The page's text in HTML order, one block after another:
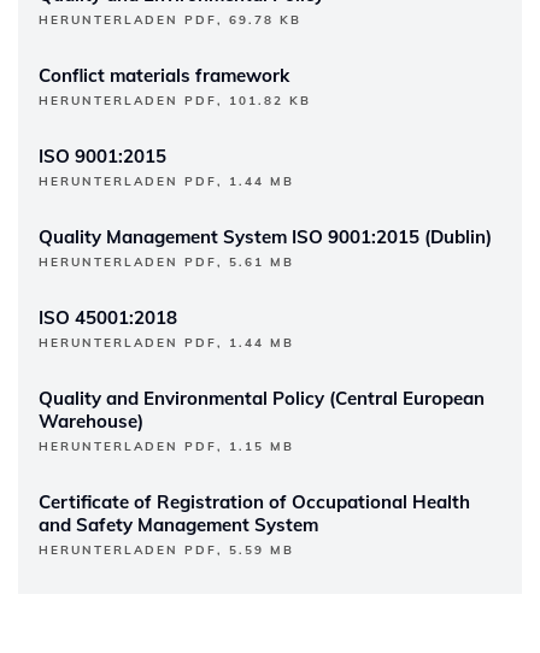
HERUNTERLADEN PDF, 69.78 KB
Conflict materials framework
HERUNTERLADEN PDF, 101.82 KB
ISO 9001:2015
HERUNTERLADEN PDF, 1.44 MB
Quality Management System ISO 9001:2015 (Dublin)
HERUNTERLADEN PDF, 5.61 MB
ISO 45001:2018
HERUNTERLADEN PDF, 1.44 MB
Quality and Environmental Policy (Central European
Warehouse)
HERUNTERLADEN PDF, 1.15 MB
Certificate of Registration of Occupational Health
and Safety Management System
HERUNTERLADEN PDF, 5.59 MB